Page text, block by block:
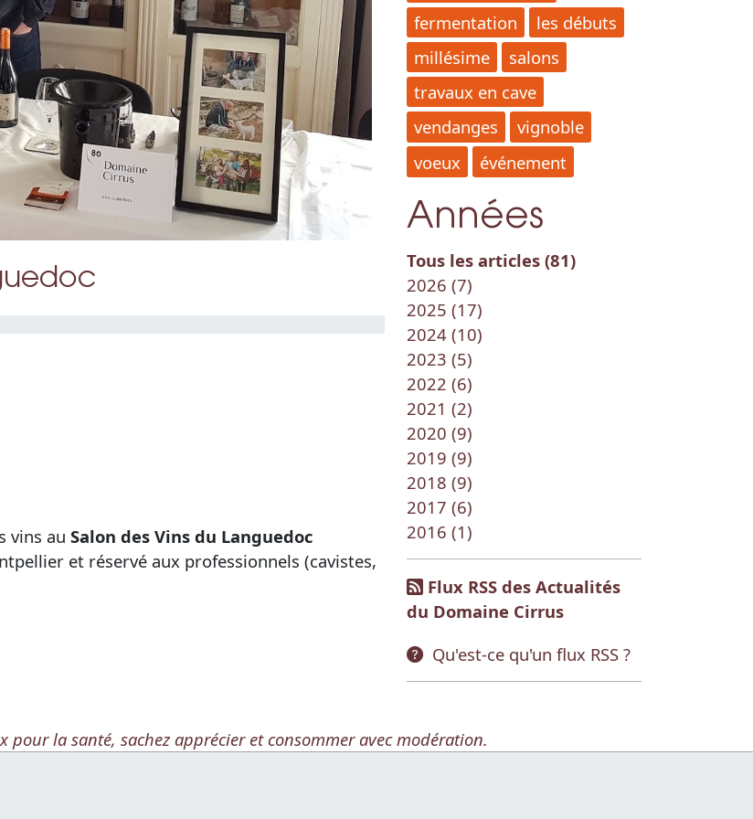
vins au Salon des Vins du Languedoc
et réservé aux professionnels (cavistes,
fermentation
les débuts
millésime
salons
travaux en cave
vendanges
vignoble
voeux
événement
Années
Tous les articles (81)
2026 (7)
2025 (17)
2024 (10)
2023 (5)
2022 (6)
2021 (2)
2020 (9)
2019 (9)
2018 (9)
2017 (6)
2016 (1)
Flux RSS des Actualités
du Domaine Cirrus
Qu'est-ce qu'un flux RSS ?
pour la santé, sachez apprécier et consommer avec modération.